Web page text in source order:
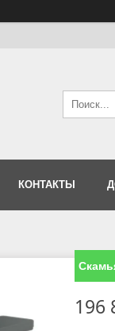
КОНТАКТЫ
196